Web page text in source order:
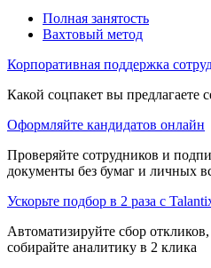
Полная занятость
Вахтовый метод
Корпоративная поддержка
Какой соцпакет вы предлагаете
Оформляйте кандидатов онлайн
Проверяйте сотрудников и
документы без бумаг и личных
Ускорьте подбор в 2 раза с
Автоматизируйте сбор
собирайте аналитику в 2 клика